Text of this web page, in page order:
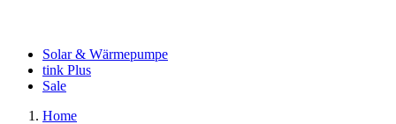
Solar & Wärmepumpe
tink Plus
Sale
Home